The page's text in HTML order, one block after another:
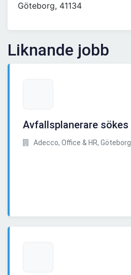
Göteborg, 41134
Liknande jobb
Avfallsplanerare sökes
Adecco, Office & HR, Göteborg